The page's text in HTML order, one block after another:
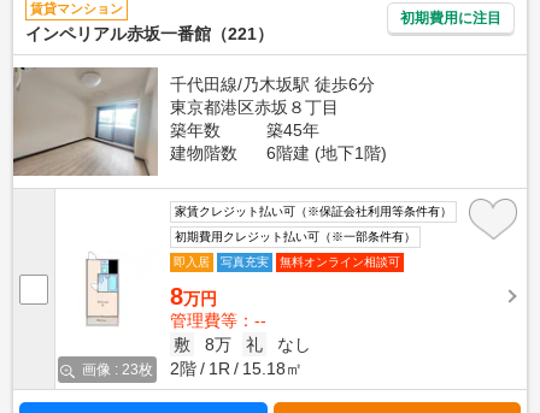
賃貸マンション
インペリアル赤坂一番館（221）
初期費用に注目
千代田線/乃木坂駅 徒歩6分
東京都港区赤坂８丁目
築年数
築45年
建物階数
6階建 (地下1階)
画像 : 23枚
家賃クレジット払い可（※保証会社利用等条件有）
初期費用クレジット払い可（※一部条件有）
即入居
写真充実 無料オンライン相談可
8万円
管理費等：--
敷
8万 礼
なし
2階
1R 15.18㎡